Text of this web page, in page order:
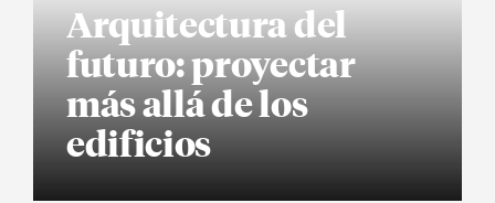
Arquitectura del
futuro: proyectar
más allá de los
edificios